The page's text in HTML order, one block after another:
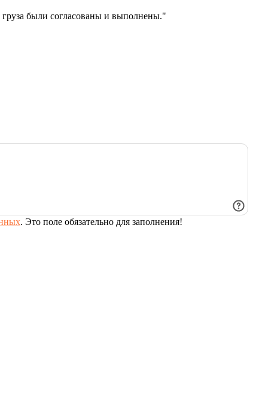
груза были согласованы и выполнены."
. Это поле обязательно для заполнения!